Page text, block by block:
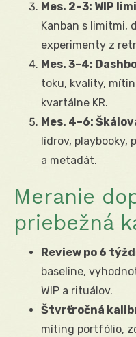
Mes. 2–3: WIP
Kanban s limitmi,
experimenty z
Mes. 3–4:
toku, kvality,
kvartálne KR.
Mes. 4–6:
lídrov,
a metadát.
Meranie
priebežná
Review po 6
baseline,
WIP a rituálov.
Štvrťročná
míting portfólio,